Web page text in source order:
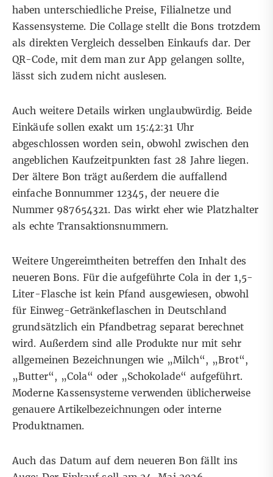
haben unterschiedliche Preise, Filialnetze und
Kassensysteme. Die Collage stellt die Bons trotzdem
als direkten Vergleich desselben Einkaufs dar. Der
QR-Code, mit dem man zur App gelangen sollte,
lässt sich zudem nicht auslesen.
Auch weitere Details wirken unglaubwürdig. Beide
Einkäufe sollen exakt um 15:42:31 Uhr
abgeschlossen worden sein, obwohl zwischen den
angeblichen Kaufzeitpunkten fast 28 Jahre liegen.
Der ältere Bon trägt außerdem die auffallend
einfache Bonnummer 12345, der neuere die
Nummer 987654321. Das wirkt eher wie Platzhalter
als echte Transaktionsnummern.
Weitere Ungereimtheiten betreffen den Inhalt des
neueren Bons. Für die aufgeführte Cola in der 1,5-
Liter-Flasche ist kein Pfand ausgewiesen, obwohl
für Einweg-Getränkeflaschen in Deutschland
grundsätzlich ein Pfandbetrag separat berechnet
wird. Außerdem sind alle Produkte nur mit sehr
allgemeinen Bezeichnungen wie „Milch“, „Brot“,
„Butter“, „Cola“ oder „Schokolade“ aufgeführt.
Moderne Kassensysteme verwenden üblicherweise
genauere Artikelbezeichnungen oder interne
Produktnamen.
Auch das Datum auf dem neueren Bon fällt ins